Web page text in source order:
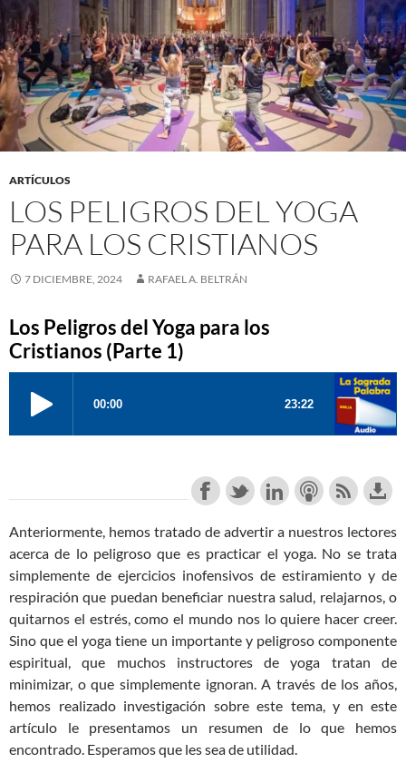
ARTÍCULOS
LOS PELIGROS DEL YOGA
PARA LOS CRISTIANOS
7 DICIEMBRE, 2024 RAFAEL A. BELTRÁN
Los Peligros del Yoga para los
Cristianos (Parte 1)
Anteriormente, hemos tratado de advertir a nuestros lectores
acerca de lo peligroso que es practicar el yoga. No se trata
simplemente de ejercicios inofensivos de estiramiento y de
respiración que puedan beneficiar nuestra salud, relajarnos, o
quitarnos el estrés, como el mundo nos lo quiere hacer creer.
Sino que el yoga tiene un importante y peligroso componente
espiritual, que muchos instructores de yoga tratan de
minimizar, o que simplemente ignoran. A través de los años,
hemos realizado investigación sobre este tema, y en este
artículo le presentamos un resumen de lo que hemos
encontrado. Esperamos que les sea de utilidad.